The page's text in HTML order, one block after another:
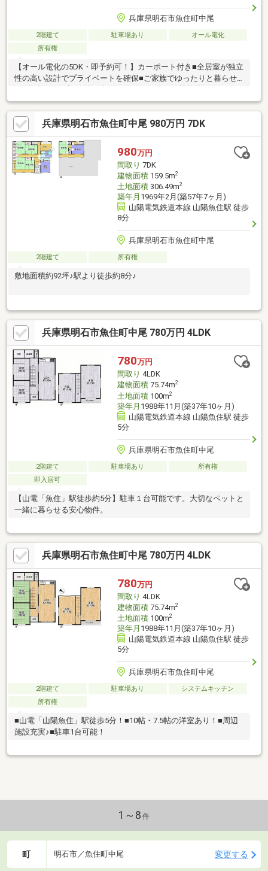
兵庫県明石市魚住町中尾
2階建て 駐車場あり
オール電化
所有権
【オール電化の5DK・即予約可！】カーポート付き■全居室が独立
性の高い設計でプライベートを確保■ご家族でゆったりと暮らせ
兵庫県明石市魚住町中尾 980万円 7DK
980万円
間取り 7DK
建物面積159.5m2
土地面積306.49m2
築年月 1969年2月(築57年7ヶ月)
山陽電気鉄道本線 山陽魚住駅 徒歩
8分
兵庫県明石市魚住町中尾
2階建て 所有権
敷地面積約92坪♪駅より徒歩約8分♪
兵庫県明石市魚住町中尾 780万円 4LDK
780万円
間取り 4LDK
建物面積75.74m2
土地面積100m2
築年月 1988年11月(築37年10ヶ月)
山陽電気鉄道本線 山陽魚住駅 徒歩
5分
兵庫県明石市魚住町中尾
2階建て 駐車場あり
所有権
即入居可
【山電「魚住」駅徒歩約5分】駐車１台可能です。大切なペットと
一緒に暮らせる安心物件。
兵庫県明石市魚住町中尾 780万円 4LDK
780万円
間取り 4LDK
建物面積75.74m2
土地面積100m2
築年月 1988年11月(築37年10ヶ月)
山陽電気鉄道本線 山陽魚住駅 徒歩
5分
兵庫県明石市魚住町中尾
2階建て 駐車場あり
システムキッチン
所有権
■山電「山陽魚住」駅徒歩5分！■10帖・7.5帖の洋室あり！■周辺
施設充実♪■駐車1台可能！
1～8 件
町 明石市／魚住町中尾 変更する